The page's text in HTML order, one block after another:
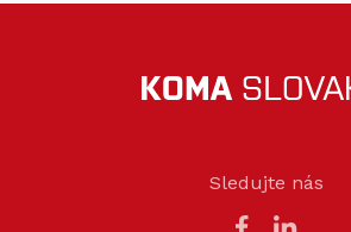
Sledujte nás